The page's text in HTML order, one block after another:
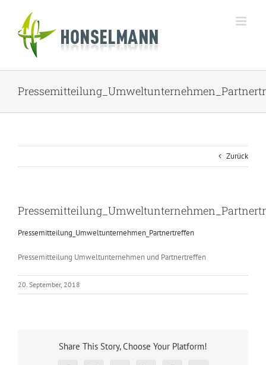
springen
Zurück
Pressemitteilung_Umweltunternehmen_Partnertreffen
Pressemitteilung Umweltunternehmen und Partnertreffen
20. September, 2018
Share This Story, Choose Your Platform!